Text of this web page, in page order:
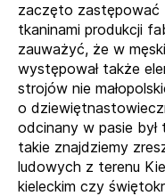
zaczęto zastępować
tkaninami produkcji
zauważyć, że w
występował także
strojów nie
o
odcinany w pasie
takie znajdziemy
ludowych z terenu
kieleckim czy